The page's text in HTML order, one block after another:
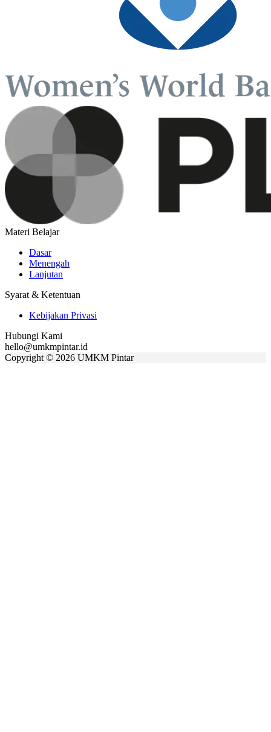
Materi Belajar
Dasar
Menengah
Lanjutan
Syarat & Ketentuan
Kebijakan Privasi
Hubungi Kami
hello@umkmpintar.id
Copyright © 2026 UMKM Pintar